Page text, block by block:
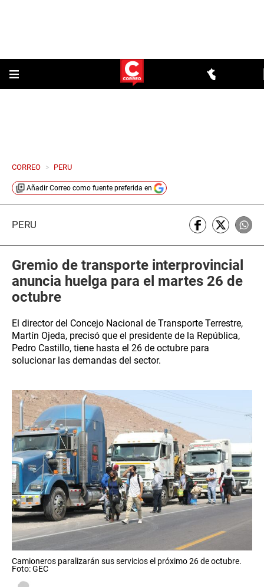
CORREO > PERU
Añadir Correo como fuente preferida en
PERÚ
Gremio de transporte interprovincial
anuncia huelga para el martes 26 de
octubre
El director del Concejo Nacional de Transporte Terrestre,
Martín Ojeda, precisó que el presidente de la República,
Pedro Castillo, tiene hasta el 26 de octubre para
solucionar las demandas del sector.
Camioneros paralizarán sus servicios el próximo 26 de octubre.
Foto: GEC